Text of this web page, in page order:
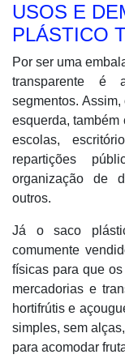
USOS E
PLÁSTICO
Por ser uma
transparente é
segmentos.
esquerda, também
escolas,
repartições
organização de
outros.
Já o saco
comumente
físicas para que
mercadorias e
hortifrútis e
simples, sem
para acomodar